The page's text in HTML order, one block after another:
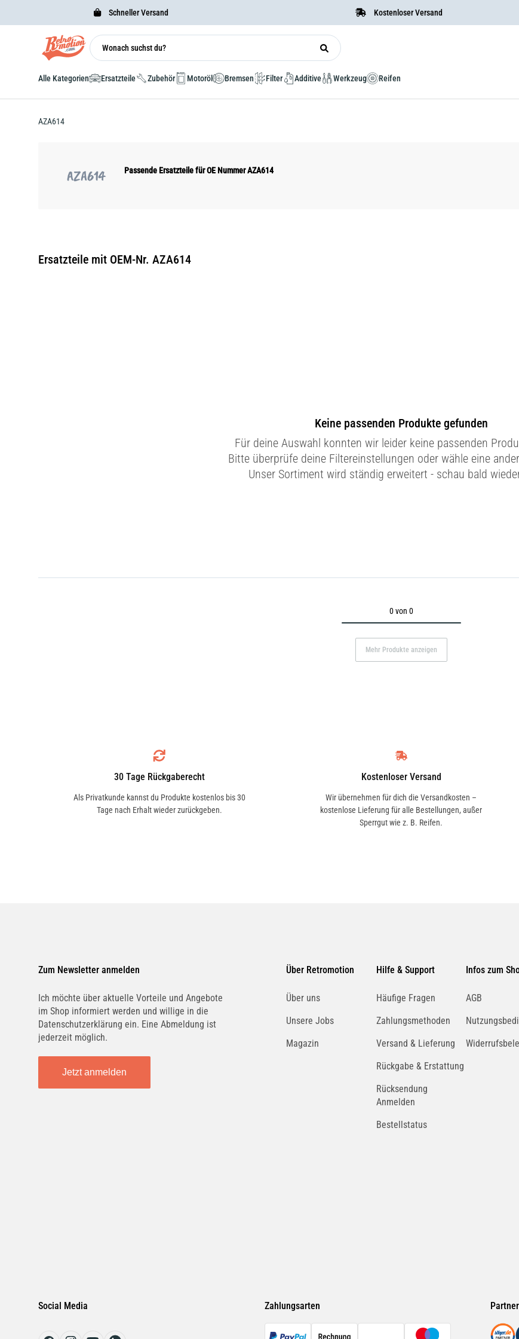
Schneller Versand Kostenloser Versand
Alle Kategorien Ersatzteile Zubehör Motoröl Bremsen Filter Additive Werkzeug Reifen
AZA614
AZA614 Passende Ersatzteile für OE Nummer AZA614
Ersatzteile mit OEM-Nr. AZA614
Keine passenden Produkte gefunden
Für deine Auswahl konnten wir leider keine passenden
Bitte überprüfe deine Filtereinstellungen oder wähle eine
Unser Sortiment wird ständig erweitert - schau bald
0 von 0
Mehr Produkte anzeigen
30 Tage Rückgaberecht
Als Privatkunde kannst du Produkte kostenlos bis 30
Tage nach Erhalt wieder zurückgeben.
Kostenloser Versand
Wir übernehmen für dich die Versandkosten –
kostenlose Lieferung für alle Bestellungen, außer
Sperrgut wie z. B. Reifen.
Zum Newsletter anmelden
Ich möchte über aktuelle Vorteile und Angebote
im Shop informiert werden und willige in die
Datenschutzerklärung ein. Eine Abmeldung ist
jederzeit möglich.
Jetzt anmelden
Über Retromotion
Über uns
Unsere Jobs
Magazin
Hilfe & Support
Häufige Fragen
Zahlungsmethoden
Versand & Lieferung
Rückgabe & Erstattung
Rücksendung
Anmelden
Bestellstatus
Infos zum
AGB
Social Media Zahlungsarten Partner